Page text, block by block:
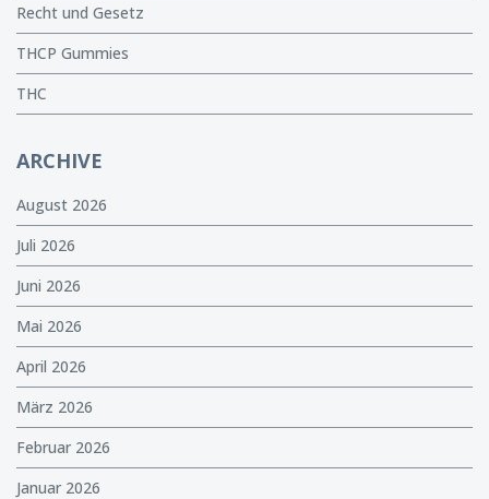
Recht und Gesetz
THCP Gummies
THC
ARCHIVE
August 2026
Juli 2026
Juni 2026
Mai 2026
April 2026
März 2026
Februar 2026
Januar 2026